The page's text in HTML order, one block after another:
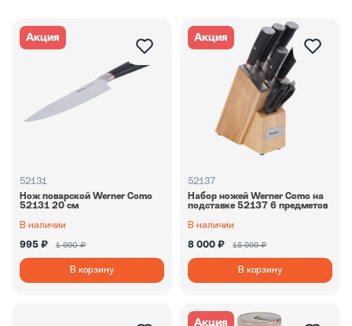
Акция
52131
Нож поварской Werner Como
52131 20 см
В наличии
995 ₽ 1 990 ₽
В корзину
Акция
52137
Набор ножей Werner Como на
подставке 52137 6 предметов
В наличии
8 000 ₽ 15 999 ₽
В корзину
Акция